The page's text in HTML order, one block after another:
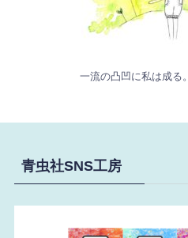
一流の凸凹に私は成る。
青虫社SNS工房